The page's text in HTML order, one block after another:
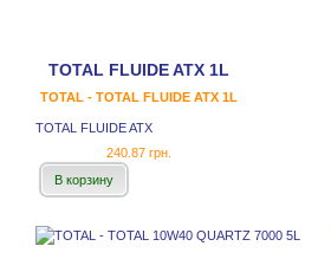
TOTAL FLUIDE ATX 1L
TOTAL - TOTAL FLUIDE ATX 1L
TOTAL FLUIDE ATX
240.87 грн.
В корзину